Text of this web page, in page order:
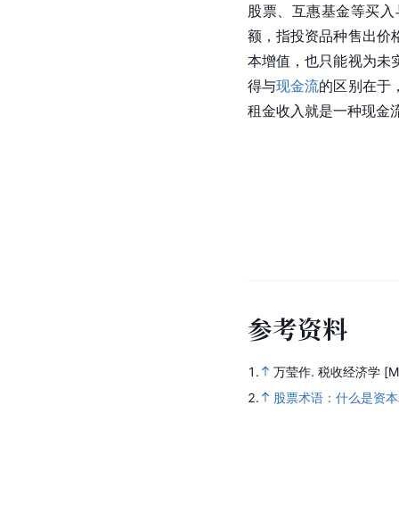
股票、互惠基金等买
额，指投资品种售出价
本增值，也只能视为未
得与现金流的区别在于
租金收入就是一种现金
参考资料
1. 万莹作. 税收经济学
2.
股票术语：什么是资